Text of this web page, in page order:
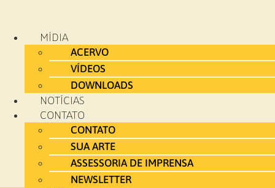
MÍDIA
ACERVO
VÍDEOS
DOWNLOADS
NOTÍCIAS
CONTATO
CONTATO
SUA ARTE
ASSESSORIA DE IMPRENSA
NEWSLETTER